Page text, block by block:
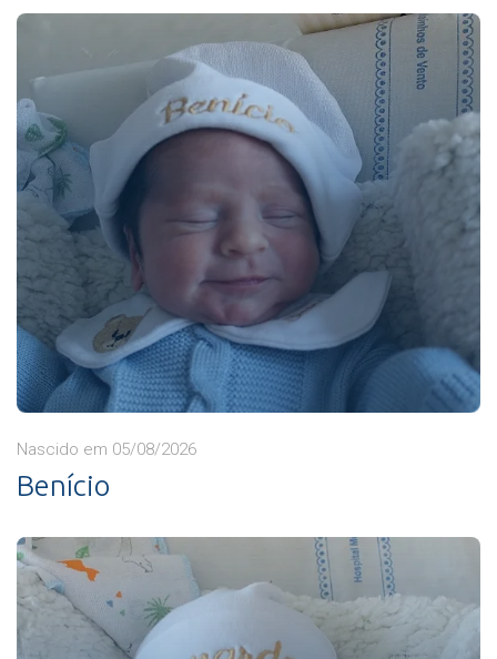
Nascido em 05/08/2026
Benício